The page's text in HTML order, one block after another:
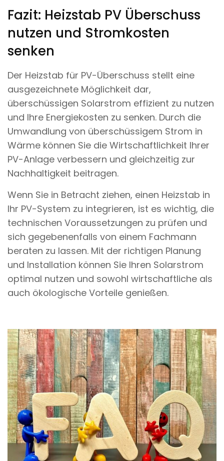
Fazit: Heizstab PV Überschuss
nutzen und Stromkosten
senken
Der Heizstab für PV-Überschuss stellt eine
ausgezeichnete Möglichkeit dar,
überschüssigen Solarstrom effizient zu nutzen
und Ihre Energiekosten zu senken. Durch die
Umwandlung von überschüssigem Strom in
Wärme können Sie die Wirtschaftlichkeit Ihrer
PV-Anlage verbessern und gleichzeitig zur
Nachhaltigkeit beitragen.
Wenn Sie in Betracht ziehen, einen Heizstab in
Ihr PV-System zu integrieren, ist es wichtig, die
technischen Voraussetzungen zu prüfen und
sich gegebenenfalls von einem Fachmann
beraten zu lassen. Mit der richtigen Planung
und Installation können Sie Ihren Solarstrom
optimal nutzen und sowohl wirtschaftliche als
auch ökologische Vorteile genießen.